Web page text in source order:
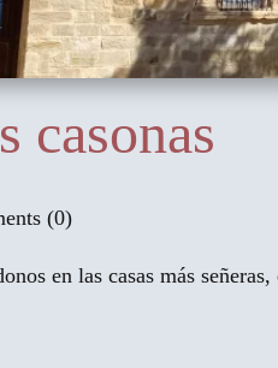
casonas
(0)
en las casas más